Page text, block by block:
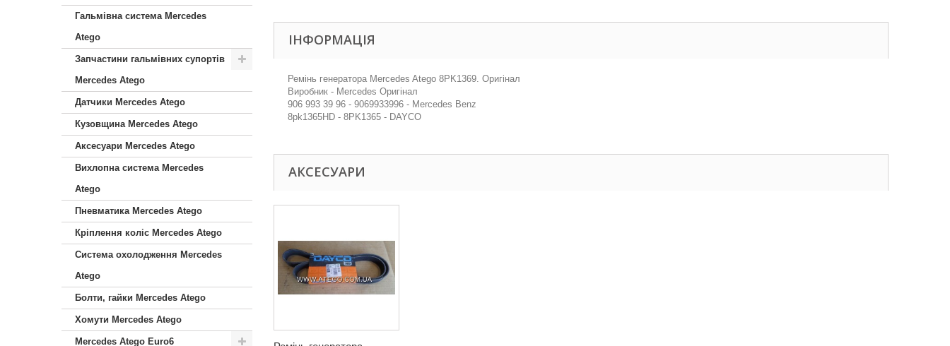
Гальмівна система Mercedes
Atego
Запчастини гальмівних супортів
Mercedes Atego
Датчики Mercedes Atego
Кузовщина Mercedes Atego
Аксесуари Mercedes Atego
Вихлопна система Mercedes
Atego
Пневматика Mercedes Atego
Кріплення коліс Mercedes Atego
Система охолодження Mercedes
Atego
Болти, гайки Mercedes Atego
Хомути Mercedes Atego
Mercedes Atego Euro6
ІНФОРМАЦІЯ
Ремінь генератора Mercedes Atego 8PK1369. Оригінал
Виробник - Mercedes Оригінал
906 993 39 96 - 9069933996 - Mercedes Benz
8pk1365HD - 8PK1365 - DAYCO
АКСЕСУАРИ